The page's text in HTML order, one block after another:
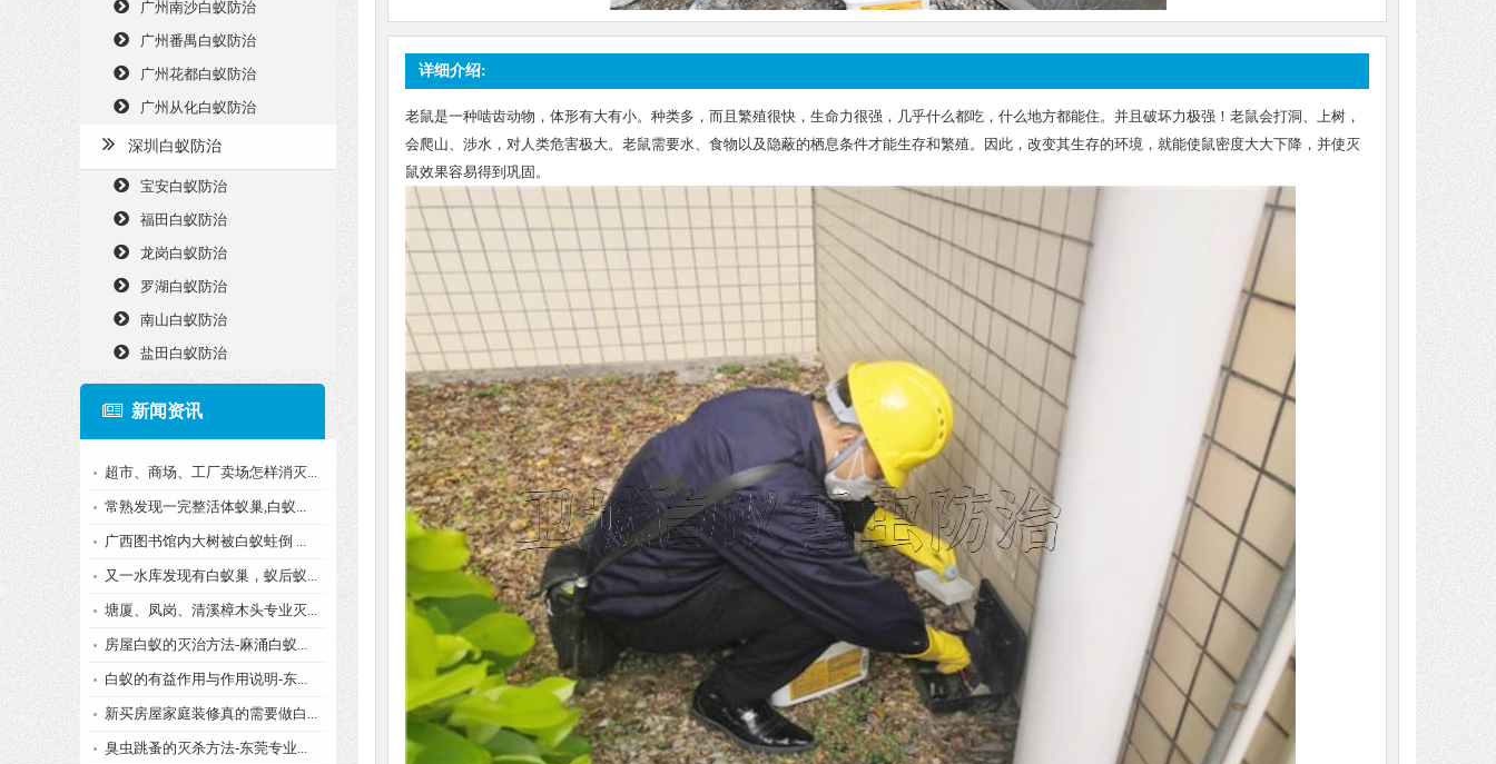
广州南沙白蚁防治
广州番禺白蚁防治
广州花都白蚁防治
广州从化白蚁防治
深圳白蚁防治
宝安白蚁防治
福田白蚁防治
龙岗白蚁防治
罗湖白蚁防治
南山白蚁防治
盐田白蚁防治
新闻资讯
超市、商场、工厂卖场怎样消灭...
常熟发现一完整活体蚁巢,白蚁...
广西图书馆内大树被白蚁蛀倒 ...
又一水库发现有白蚁巢，蚁后蚁...
塘厦、凤岗、清溪樟木头专业灭...
房屋白蚁的灭治方法-麻涌白蚁...
白蚁的有益作用与作用说明-东...
新买房屋家庭装修真的需要做白...
臭虫跳蚤的灭杀方法-东莞专业...
详细介绍:
老鼠是一种啮齿动物，体形有大有小。种类多，而且繁殖很快，生命力很强，几乎什么都吃，什么地方都能住。并且破坏力极强！老鼠会打洞、上树，
会爬山、涉水，对人类危害极大。老鼠需要水、食物以及隐蔽的栖息条件才能生存和繁殖。因此，改变其生存的环境，就能使鼠密度大大下降，并使灭
鼠效果容易得到巩固。